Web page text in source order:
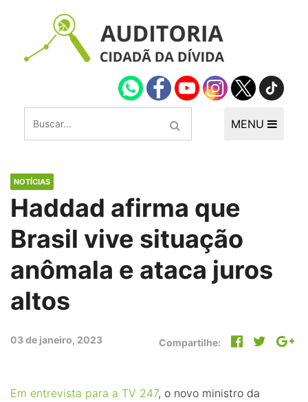
MENU
NOTÍCIAS
Haddad afirma que
Brasil vive situação
anômala e ataca juros
altos
03 de janeiro, 2023 Compartilhe:
Em entrevista para a TV 247, o novo ministro da